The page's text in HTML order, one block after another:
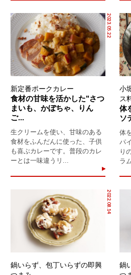
2023.05.22
新定番ポークカレー
食材の甘味を活かした"さつ
まいも、かぼちゃ、りん
ご...
生クリームを使い、甘味のある
食材をふんだんに使った、子供
も喜ぶカレーです。普段のカレ
ーとは一味違うリ...
小
ス
体
ソ
体
パ
り
ラ
2022.08.14
鍋いらず、包丁いらずの即興
鍋